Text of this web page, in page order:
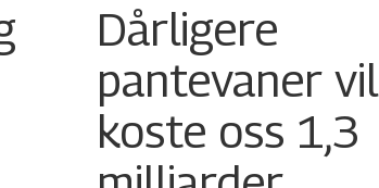
Dårligere
pantevaner vil
koste oss 1,3